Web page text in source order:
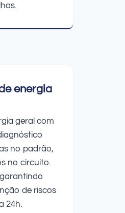
energia
geral com
no padrão,
no circuito.
de riscos
24h.